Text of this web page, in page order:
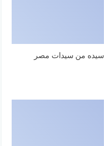
سيده من سيدات مصر